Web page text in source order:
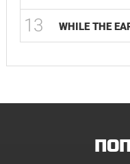
13 WHILE THE